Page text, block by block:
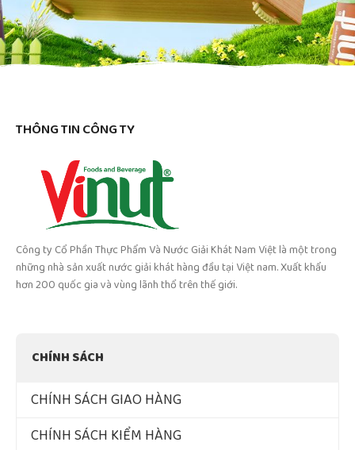
THÔNG TIN CÔNG TY
Công ty Cổ Phần Thực Phẩm Và Nước Giải Khát Nam Việt là một trong
những nhà sản xuất nước giải khát hàng đầu tại Việt nam. Xuất khẩu
hơn 200 quốc gia và vùng lãnh thổ trên thế giới.
CHÍNH SÁCH
CHÍNH SÁCH GIAO HÀNG
CHÍNH SÁCH KIỂM HÀNG